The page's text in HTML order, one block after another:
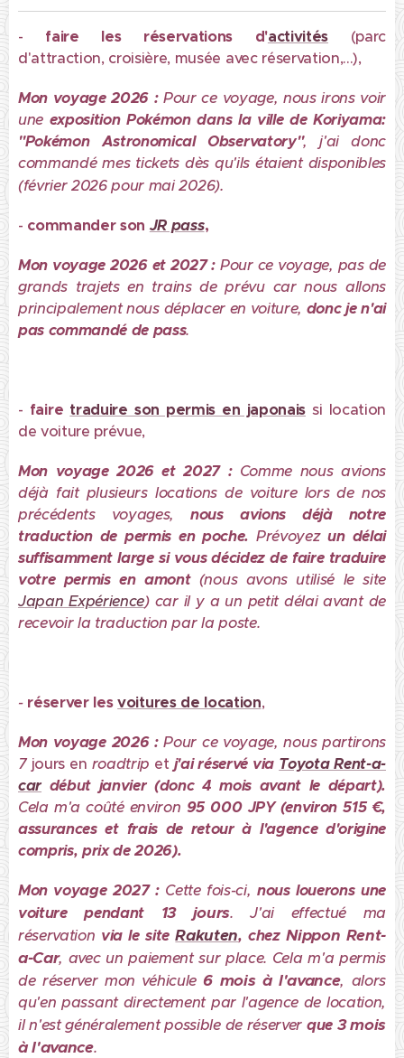
- faire les réservations d'activités
(parc
d'attraction, croisière, musée avec réservation,...),
Mon voyage 2026 :Pour ce voyage, nous irons voir
une exposition Pokémon dans la ville de Koriyama:
"Pokémon Astronomical Observatory", j'ai donc
commandé mes tickets dès qu'ils étaient disponibles
(février 2026 pour mai 2026).
- commander son JR pass,
Mon voyage 2026 et 2027 :Pour ce voyage, pas de
grands trajets en trains de prévu car nous allons
principalement nous déplacer en voiture, donc je n'ai
pas commandé de pass.
- faire traduire son permis en japonais si location
de voiture prévue,
Mon voyage 2026 et 2027 :Comme nous avions
déjà fait plusieurs locations de voiture lors de nos
précédents voyages,nous avions déjà notre
traduction de permis en poche. Prévoyezun délai
suffisamment large si vous décidez de faire traduire
votre permis en amont(nous avons utilisé le site
Japan Expérience) car il y a un petit délai avant de
recevoir la traduction par la poste.
- réserver lesvoitures de location,
Mon voyage 2026 : Pour ce voyage, nous partirons
7jours en roadtrip et j'ai réservé via Toyota Rent-a-
car début janvier (donc 4 mois avant le départ).
Cela m'a coûté environ 95 000 JPY (environ 515 €,
assurances et frais de retour à l'agence d'origine
compris, prix de 2026).
Mon voyage 2027 : Cette fois-ci, nous louerons une
voiture pendant 13 jours. J'ai effectué ma
réservation via le siteRakuten, chezNippon Rent-
a-Car, avec un paiement sur place. Cela m'a permis
de réserver mon véhicule 6 mois à l'avance, alors
qu'en passant directement par l'agence de location,
il n'est généralement possible de réserver que 3 mois
à l'avance.